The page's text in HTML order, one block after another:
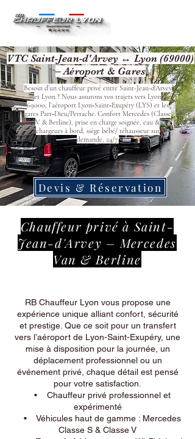
VTC Saint-Jean-d'Arvey ↔ Lyon (69000)
– Aéroport & Gares
Besoin d’un chauffeur privé entre Saint-Jean-d'Arvey
et Lyon ? Nous assurons vos trajets vers Lyon
69000, l’aéroport Lyon‑Saint‑Exupéry (LYS) et les
gares Part‑Dieu/Perrache. Confort Mercedes (Classe
V & Berline), prise en charge soignée, eau &
chargeurs à bord, siège bébé/ réhausseur sur
demande, 24/7.
Devis & Réservation
Chauffeur privé à Saint-
Jean-d'Arvey – Mercedes
Van & Berline
RB Chauffeur Lyon vous propose une
expérience unique alliant confort, sécurité
et prestige. Que ce soit pour un transfert
vers l’aéroport de Lyon-Saint-Exupéry, une
mise à disposition pour la journée, un
déplacement professionnel ou un
événement privé, chaque détail est pensé
pour votre satisfaction.
• Chauffeur privé professionnel et
expérimenté
• Véhicules haut de gamme : Mercedes
Classe S & Classe V